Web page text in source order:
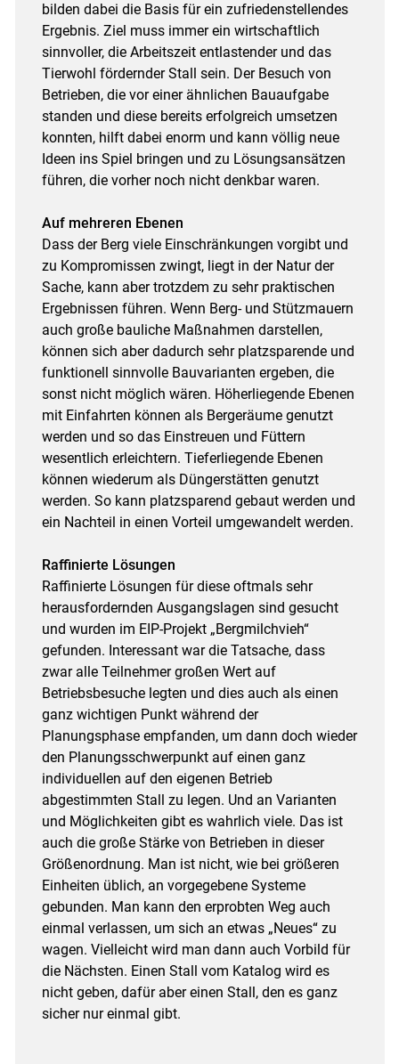
bilden dabei die Basis für ein zufriedenstellendes
Ergebnis. Ziel muss immer ein wirtschaftlich
sinnvoller, die Arbeitszeit entlastender und das
Tierwohl fördernder Stall sein. Der Besuch von
Betrieben, die vor einer ähnlichen Bauaufgabe
standen und diese bereits erfolgreich umsetzen
konnten, hilft dabei enorm und kann völlig neue
Ideen ins Spiel bringen und zu Lösungsansätzen
führen, die vorher noch nicht denkbar waren.
Auf mehreren Ebenen
Dass der Berg viele Einschränkungen vorgibt und
zu Kompromissen zwingt, liegt in der Natur der
Sache, kann aber trotzdem zu sehr praktischen
Ergebnissen führen. Wenn Berg- und Stützmauern
auch große bauliche Maßnahmen darstellen,
können sich aber dadurch sehr platzsparende und
funktionell sinnvolle Bauvarianten ergeben, die
sonst nicht möglich wären. Höherliegende Ebenen
mit Einfahrten können als Bergeräume genutzt
werden und so das Einstreuen und Füttern
wesentlich erleichtern. Tieferliegende Ebenen
können wiederum als Düngerstätten genutzt
werden. So kann platzsparend gebaut werden und
ein Nachteil in einen Vorteil umgewandelt werden.
Raffinierte Lösungen
Raffinierte Lösungen für diese oftmals sehr
herausfordernden Ausgangslagen sind gesucht
und wurden im EIP-Projekt „Bergmilchvieh“
gefunden. Interessant war die Tatsache, dass
zwar alle Teilnehmer großen Wert auf
Betriebsbesuche legten und dies auch als einen
ganz wichtigen Punkt während der
Planungsphase empfanden, um dann doch wieder
den Planungsschwerpunkt auf einen ganz
individuellen auf den eigenen Betrieb
abgestimmten Stall zu legen. Und an Varianten
und Möglichkeiten gibt es wahrlich viele. Das ist
auch die große Stärke von Betrieben in dieser
Größenordnung. Man ist nicht, wie bei größeren
Einheiten üblich, an vorgegebene Systeme
gebunden. Man kann den erprobten Weg auch
einmal verlassen, um sich an etwas „Neues“ zu
wagen. Vielleicht wird man dann auch Vorbild für
die Nächsten. Einen Stall vom Katalog wird es
nicht geben, dafür aber einen Stall, den es ganz
sicher nur einmal gibt.